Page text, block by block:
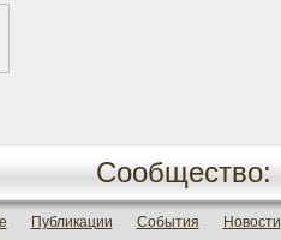
Сообщество:
Публикации События Новости